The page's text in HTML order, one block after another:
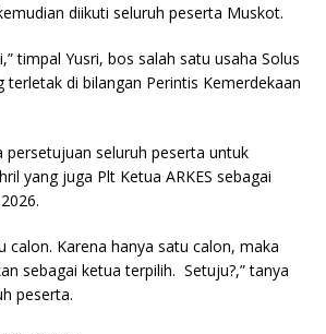
diikuti seluruh peserta Muskot.
timpal Yusri, bos salah satu usaha Solus
terletak di bilangan Perintis Kemerdekaan
persetujuan seluruh peserta untuk
yang juga Plt Ketua ARKES sebagai
calon. Karena hanya satu calon, maka
sebagai ketua terpilih. Setuju?,” tanya
peserta.